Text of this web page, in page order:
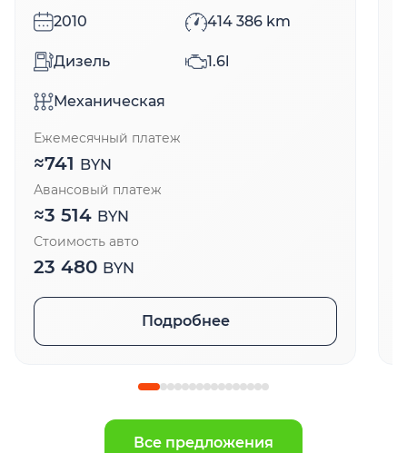
2010 414 386 km
Дизель 1.6l
Механическая
Ежемесячный платеж
≈741 BYN
Авансовый платеж
≈3 514 BYN
Стоимость авто
23 480 BYN
Подробнее
Все предложения